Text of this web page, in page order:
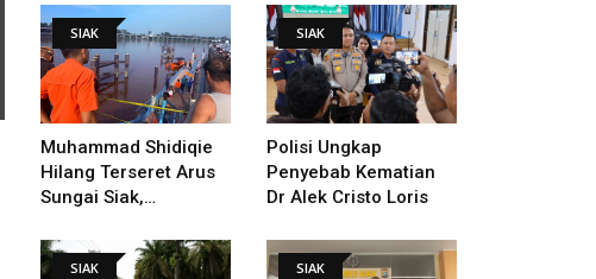
Ziarahi Makam Sultan
Hingga Pendiri
Pekanbaru
SIAK
Muhammad Shidiqie
Hilang Terseret Arus
Sungai Siak,
Dilakukan
SIAK
Polisi Ungkap
Penyebab Kematian
Dr Alek Cristo Loris
SIAK SIAK